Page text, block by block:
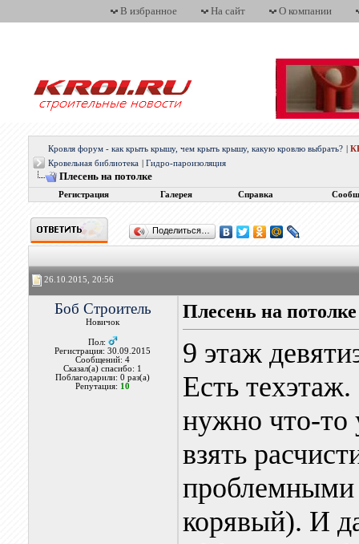
В избранное На сайт О компании
Кровля форум - как крыть крышу, чем крыть крышу, какую кровлю выбрать?
Кровельная библиотека
Гидро-пароизоляция
Плесень на потолке
Регистрация Галерея Справка
Поделиться…
26.10.2015, 20:56
Боб Строитель
Новичок
Пол:
Регистрация: 30.09.2015
Сообщений: 4
Сказал(а) спасибо: 1
Поблагодарили: 0 раз(а)
Репутация: 10
Плесень на потолке
9 этаж
Есть
нужно что-то
взять
проблемными
корявый). И